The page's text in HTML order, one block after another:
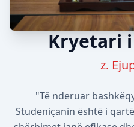
Kryetari
z.
"Të nderuar
Studeniçanin është i